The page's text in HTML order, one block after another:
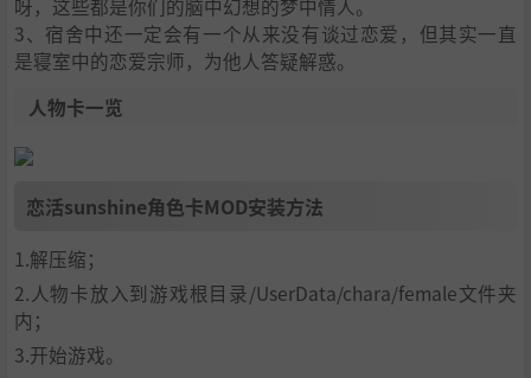
呀，这些都是你们的脑中幻想的梦中情人。
3、宿舍中还一定会有一个从来没有谈过恋爱，但其实一直
是寝室中的恋爱宗师，为他人答疑解惑。
人物卡一览
恋活sunshine角色卡MOD安装方法
1.解压缩；
2.人物卡放入到游戏根目录/UserData/chara/female文件夹
内；
3.开始游戏。